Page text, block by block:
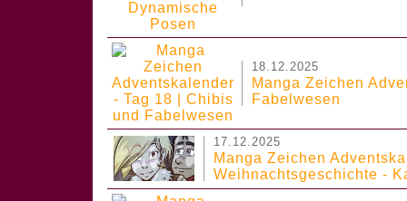
18.12.2025
Manga Zeichen
Fabelwesen
17.12.2025
Manga Zeichen
Weihnachtsgeschichte -